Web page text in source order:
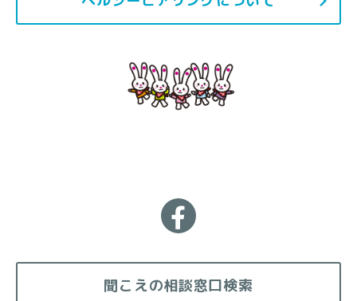
聞こえの相談窓口検索